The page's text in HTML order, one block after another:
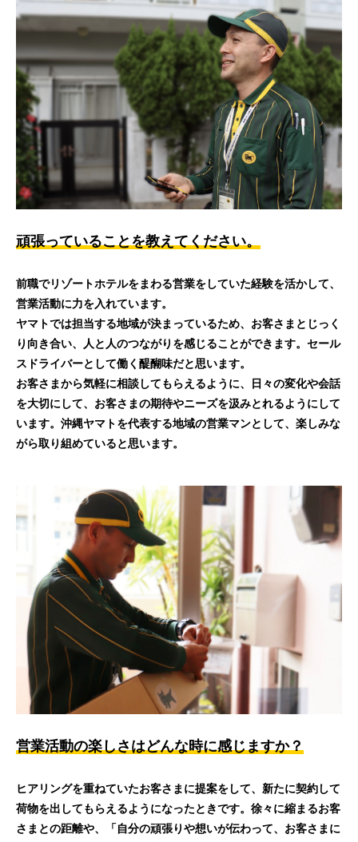
頑張っていることを教えてください。
前職でリゾートホテルをまわる営業をしていた経験を活かして、
営業活動に力を入れています。
ヤマトでは担当する地域が決まっているため、お客さまとじっく
り向き合い、人と人のつながりを感じることができます。セール
スドライバーとして働く醍醐味だと思います。
お客さまから気軽に相談してもらえるように、日々の変化や会話
を大切にして、お客さまの期待やニーズを汲みとれるようにして
います。沖縄ヤマトを代表する地域の営業マンとして、楽しみな
がら取り組めていると思います。
営業活動の楽しさはどんな時に感じますか？
ヒアリングを重ねていたお客さまに提案をして、新たに契約して
荷物を出してもらえるようになったときです。徐々に縮まるお客
さまとの距離や、「自分の頑張りや想いが伝わって、お客さまに